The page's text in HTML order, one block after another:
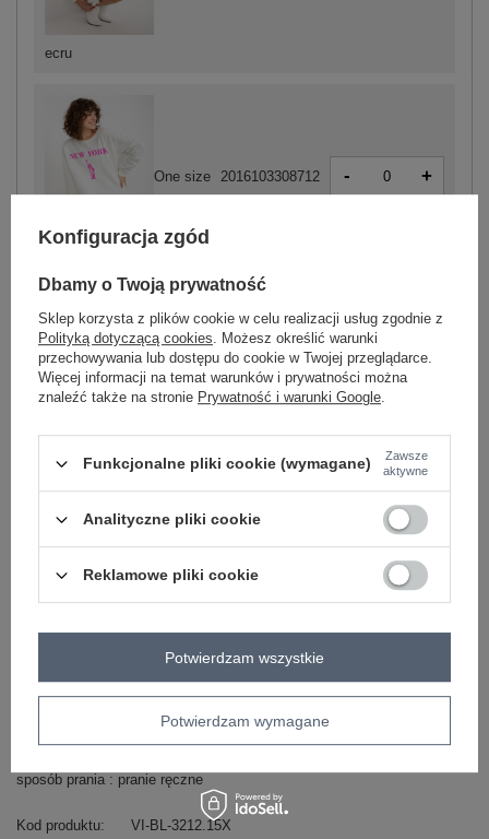
ecru
One size 2016103308712 - +
biało-zielony
One size 2016103308187 -
Zobacz wszystkie kolory (+14)
Masz pytanie? Chętnie pomożemy.
Zadzwoń+48 601 547 740 Zadaj pytanie
sposób prania : pranie ręczne
Kod produktu
VI-BL-3212.15X
Konfiguracja zgód
Dbamy o Twoją prywatność
Sklep korzysta z plików cookie w celu realizacji usług zgodnie z
Polityką dotyczącą cookies. Możesz określić warunki
przechowywania lub dostępu do cookie w Twojej przeglądarce.
Więcej informacji na temat warunków i prywatności można
znaleźć także na stronie Prywatność i warunki Google.
Funkcjonalne pliki cookie (wymagane)
Zawsze
aktywne
Analityczne pliki cookie
Reklamowe pliki cookie
Potwierdzam wymagane
Potwierdzam wszystkie